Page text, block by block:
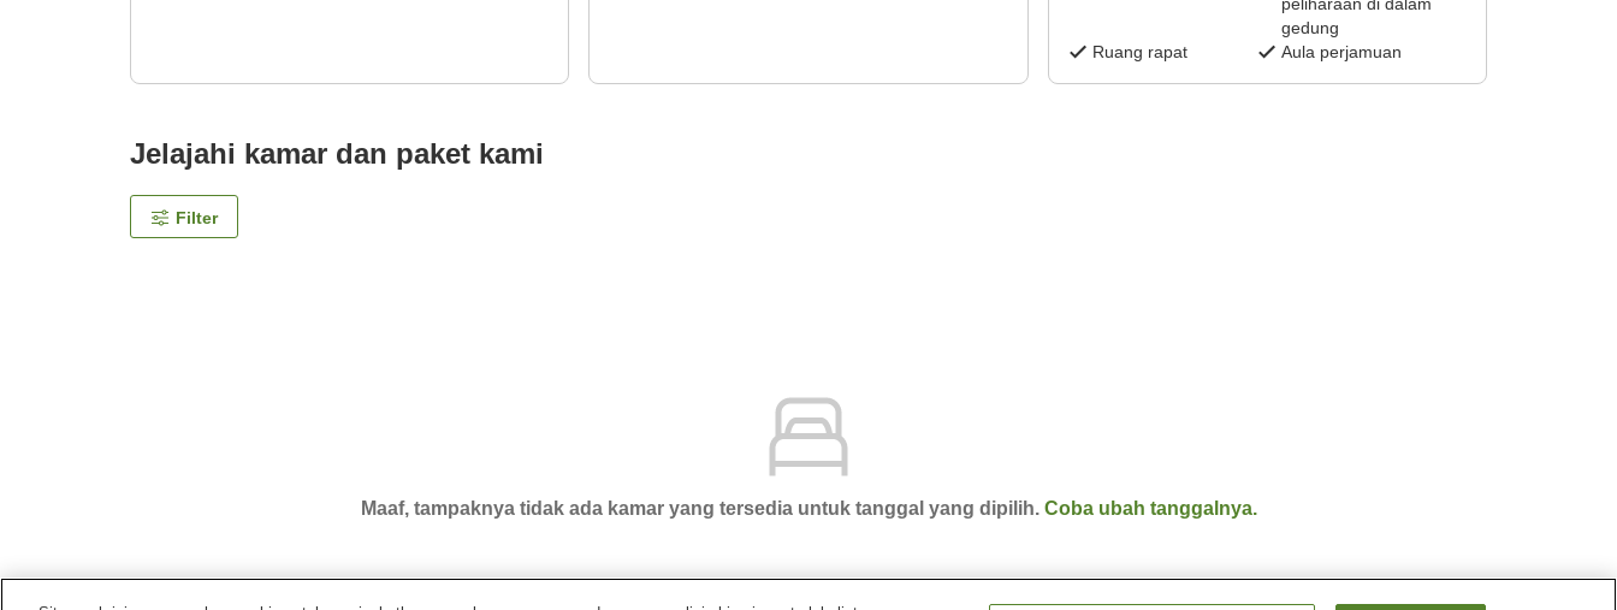
peliharaan di dalam
gedung
Ruang rapat
Aula perjamuan
Jelajahi kamar dan paket kami
Filter
Maaf, tampaknya tidak ada kamar yang tersedia untuk tanggal yang dipilih. Coba ubah tanggalnya.